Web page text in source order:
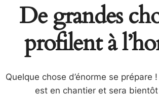
De grandes
profilent à
Quelque chose d’énorme se prépare
est en chantier et sera